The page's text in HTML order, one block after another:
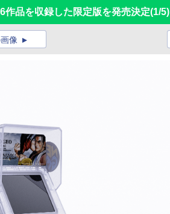
作品を収録した限定版を発売決定(1/5)
像